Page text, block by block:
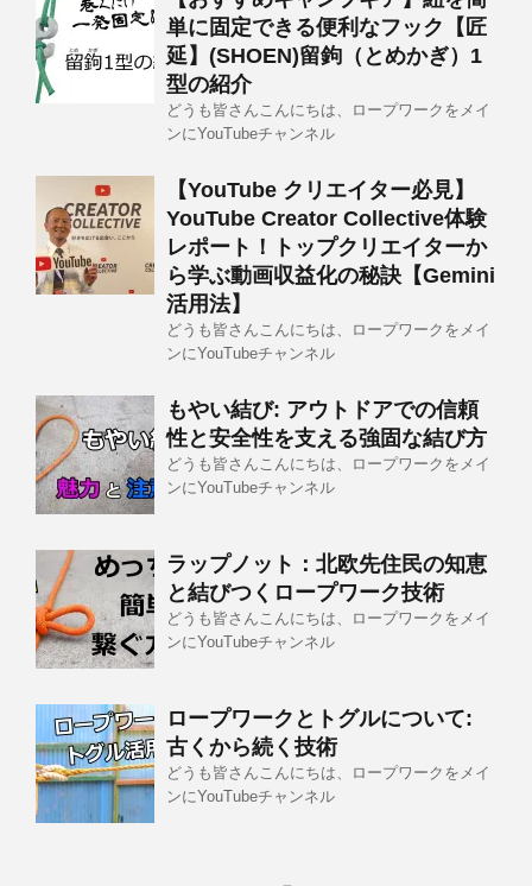
単に固定できる便利なフック【匠
延】(SHOEN)留鉤（とめかぎ）1
型の紹介
どうも皆さんこんにちは、ロープワークをメイ
ンにYouTubeチャンネル
【YouTube クリエイター必見】
YouTube Creator Collective体験
レポート！トップクリエイターか
ら学ぶ動画収益化の秘訣【Gemini
活用法】
どうも皆さんこんにちは、ロープワークをメイ
ンにYouTubeチャンネル
もやい結び: アウトドアでの信頼
性と安全性を支える強固な結び方
どうも皆さんこんにちは、ロープワークをメイ
ンにYouTubeチャンネル
ラップノット：北欧先住民の知恵
と結びつくロープワーク技術
どうも皆さんこんにちは、ロープワークをメイ
ンにYouTubeチャンネル
ロープワークとトグルについて:
古くから続く技術
どうも皆さんこんにちは、ロープワークをメイ
ンにYouTubeチャンネル